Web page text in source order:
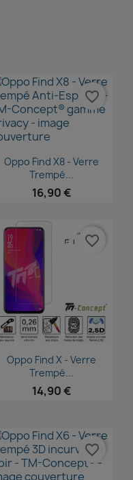
Aperçu rapide
Oppo Find X8 - Verre
Trempé...
16,90 €
favorite_border
Aperçu rapide
Oppo Find X - Verre
Trempé...
14,90 €
favorite_border
favorite_border